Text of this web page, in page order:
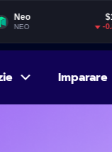
$1.86
-0.89%
EOS
EOS
Imparare